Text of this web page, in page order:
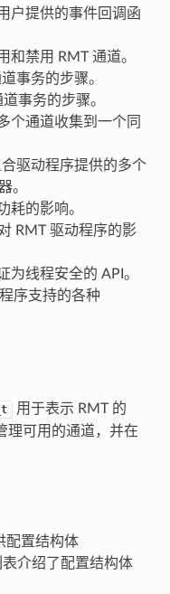
户提供的事件回调函
和禁用 RMT 通道。
事务的步骤。
事务的步骤。
个通道收集到一个同
驱动程序提供的多个
。
耗的影响。
RMT 驱动程序的影
线程安全的 API。
序支持的各种
用于表示 RMT 的
理可用的通道，并在
配置结构体
介绍了配置结构体